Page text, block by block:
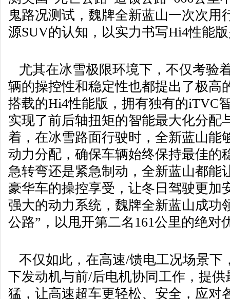
鬼路况测试，魏牌全新蓝山一次次用
源SUV的认知，以实力书写Hi4性能
尤其在冰雪极限环境下，不仅考验
辆的操控性和稳定性也都提出了极高
搭载的Hi4性能版，拥有独有的iTVC
实现了前后轴扭矩的智能最大化分配
着，在冰雪路面行驶时，全新蓝山能
动力分配，确保车辆始终保持最佳的
急转弯还是紧急制动，全新蓝山都能
豪华车的操控享受，让冬日驾驶更加
强大的动力系统，魏牌全新蓝山成功
公路”，以甩开第二名161公里的绝对
不仅如此，在高速/馈电工况场景下
下发动机与前/后电机协同工作，提
猛，让高速超车更轻松、安全，应对